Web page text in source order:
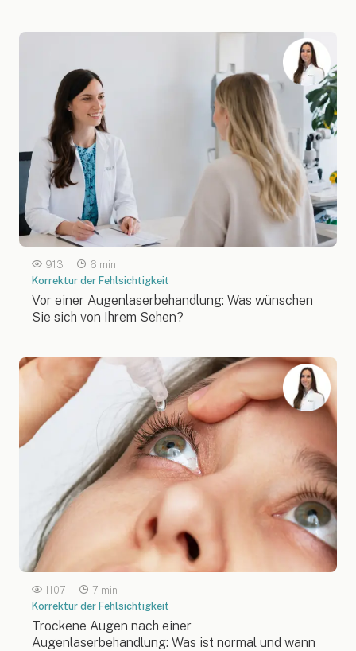
913
6 min
Korrektur der Fehlsichtigkeit
Vor einer Augenlaserbehandlung: Was wünschen
Sie sich von Ihrem Sehen?
1107
7 min
Korrektur der Fehlsichtigkeit
Trockene Augen nach einer
Augenlaserbehandlung: Was ist normal und wann